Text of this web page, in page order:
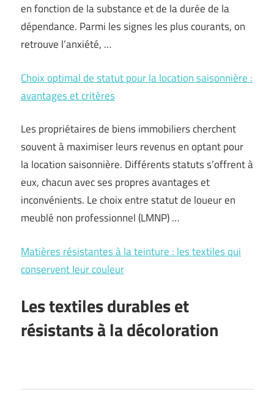
en fonction de la substance et de la durée de la
dépendance. Parmi les signes les plus courants, on
retrouve l’anxiété, …
Choix optimal de statut pour la location saisonnière :
avantages et critères
Les propriétaires de biens immobiliers cherchent
souvent à maximiser leurs revenus en optant pour
la location saisonnière. Différents statuts s’offrent à
eux, chacun avec ses propres avantages et
inconvénients. Le choix entre statut de loueur en
meublé non professionnel (LMNP) …
Matières résistantes à la teinture : les textiles qui
conservent leur couleur
Les textiles durables et
résistants à la décoloration